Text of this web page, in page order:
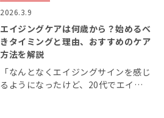
2026.3.9
エイジングケアは何歳から？始めるべ
きタイミングと理由、おすすめのケア
方法を解説
「なんとなくエイジングサインを感じ
るようになったけど、20代でエイジ